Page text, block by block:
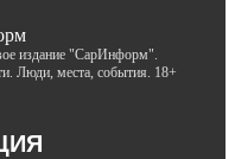
издание "СарИнформ".
Люди, места, события. 18+